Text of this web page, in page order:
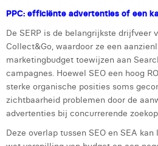
Lena Pignoloni
Leonard Dierickx
Linda Kraim
Lisa Protin
Lore Fierens
Lotte Vranckx
PPC: efficiënte advertenties of een
De SERP is de belangrijkste drijfveer
Collect&Go, waardoor ze een
marketingbudget toewijzen aan
campagnes. Hoewel SEO een hoog
sterke organische posities soms
zichtbaarheid problemen door de
advertenties bij concurrerende
Deze overlap tussen SEO en SEA